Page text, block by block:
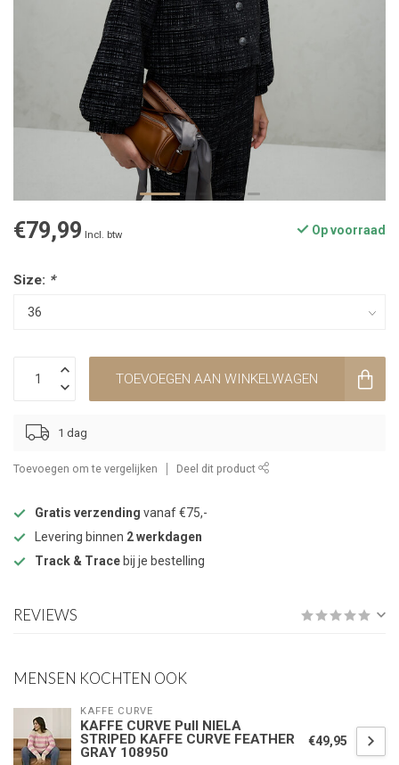
€79,99 Incl. btw Op voorraad
Size: *
TOEVOEGEN AAN WINKELWAGEN
1 dag
Toevoegen om te vergelijken Deel dit product
Gratis verzending vanaf €75,-
Levering binnen 2 werkdagen
Track & Trace bij je bestelling
REVIEWS
MENSEN KOCHTEN OOK
KAFFE CURVE
KAFFE CURVE Pull NIELA
STRIPED KAFFE CURVE FEATHER
GRAY 108950
€49,95